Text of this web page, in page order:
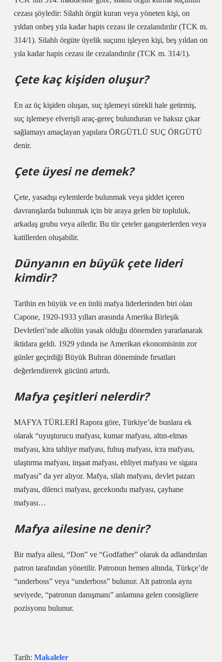
cezası şöyledir: Silahlı örgüt kuran veya yöneten kişi, on
yıldan onbeş yıla kadar hapis cezası ile cezalandırılır (TCK m.
314/1). Silahlı örgüte üyelik suçunu işleyen kişi, beş yıldan on
yıla kadar hapis cezası ile cezalandırılır (TCK m. 314/1).
Çete kaç kişiden oluşur?
En az üç kişiden oluşan, suç işlemeyi sürekli hale getirmiş,
suç işlemeye elverişli araç-gereç bulunduran ve haksız çıkar
sağlamayı amaçlayan yapılara ÖRGÜTLÜ SUÇ ÖRGÜTÜ
denir.
Çete üyesi ne demek?
Çete, yasadışı eylemlerde bulunmak veya şiddet içeren
davranışlarda bulunmak için bir araya gelen bir topluluk,
arkadaş grubu veya ailedir. Bu tür çeteler gangsterlerden veya
katillerden oluşabilir.
Dünyanın en büyük çete lideri
kimdir?
Tarihin en büyük ve en ünlü mafya liderlerinden biri olan
Capone, 1920-1933 yılları arasında Amerika Birleşik
Devletleri’nde alkolün yasak olduğu dönemden yararlanarak
iktidara geldi. 1929 yılında ise Amerikan ekonomisinin zor
günler geçirdiği Büyük Buhran döneminde fırsatları
değerlendirerek gücünü artırdı.
Mafya çeşitleri nelerdir?
MAFYA TÜRLERİ Rapora göre, Türkiye’de bunlara ek
olarak “uyuşturucu mafyası, kumar mafyası, altın-elmas
mafyası, kira tahliye mafyası, fuhuş mafyası, icra mafyası,
ulaştırma mafyası, inşaat mafyası, ehliyet mafyası ve sigara
mafyası” da yer alıyor. Mafya, silah mafyası, devlet pazarı
mafyası, dilenci mafyası, gecekondu mafyası, çayhane
mafyası…
Mafya ailesine ne denir?
Bir mafya ailesi, “Don” ve “Godfather” olarak da adlandırılan
patron tarafından yönetilir. Patronun hemen altında, Türkçe’de
“underboss” veya “underboss” bulunur. Alt patronla aynı
seviyede, “patronun danışmanı” anlamına gelen consigliere
pozisyonu bulunur.
Tarih: Makaleler